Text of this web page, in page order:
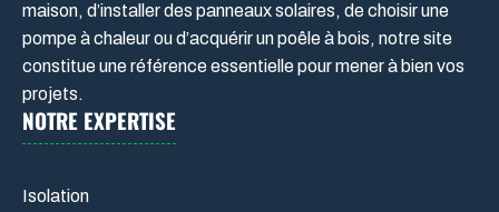
maison, d’installer des panneaux solaires, de choisir une
pompe à chaleur ou d’acquérir un poêle à bois, notre site
constitue une référence essentielle pour mener à bien vos
projets.
NOTRE EXPERTISE
Isolation